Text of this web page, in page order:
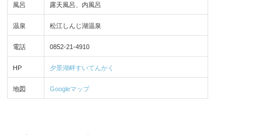
風呂 露天風呂、内風呂
温泉 松江しんじ湖温泉
電話 0852-21-4910
HP 夕景湖畔すいてんかく
地図 Googleマップ